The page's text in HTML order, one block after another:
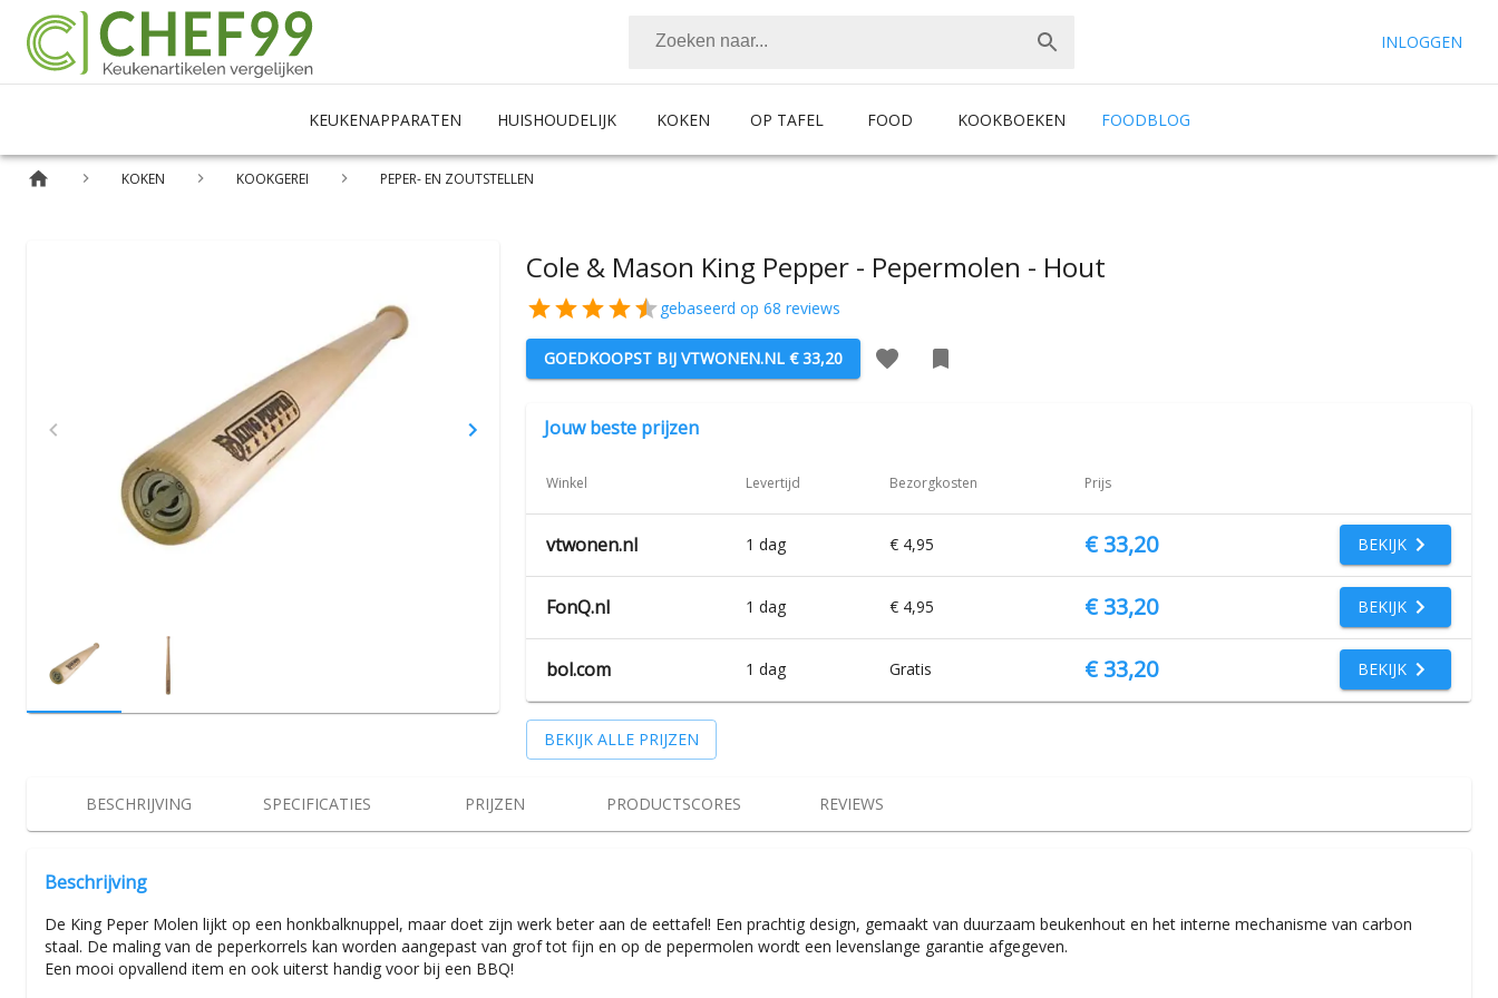
INLOGGEN
KEUKENAPPARATEN HUISHOUDELIJK KOKEN OP TAFEL FOOD KOOKBOEKEN FOODBLOG
KOKEN KOOKGEREI PEPER- EN ZOUTSTELLEN
Cole & Mason King Pepper - Pepermolen - Hout
gebaseerd op 68 reviews
GOEDKOOPST BIJ VTWONEN.NL € 33,20
Jouw beste prijzen
Winkel Levertijd Bezorgkosten Prijs
vtwonen.nl 1 dag € 4,95 € 33,20 BEKIJK
FonQ.nl 1 dag € 4,95 € 33,20 BEKIJK
bol.com 1 dag Gratis € 33,20 BEKIJK
BEKIJK ALLE PRIJZEN
BESCHRIJVING SPECIFICATIES PRIJZEN PRODUCTSCORES REVIEWS
Beschrijving
De King Peper Molen lijkt op een honkbalknuppel, maar doet zijn werk beter aan de eettafel! Een prachtig design, gemaakt van duurzaam beukenhout en het interne mechanisme van carbon
staal. De maling van de peperkorrels kan worden aangepast van grof tot fijn en op de pepermolen wordt een levenslange garantie afgegeven.
Een mooi opvallend item en ook uiterst handig voor bij een BBQ!